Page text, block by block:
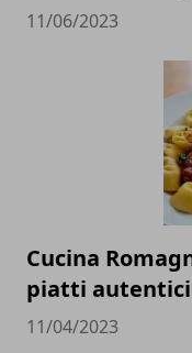
11/06/2023
Cucina
piatti
11/04/2023